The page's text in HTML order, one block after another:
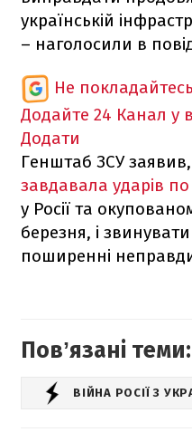
українській
– наголосили в
Не
Додайте 24 Канал у
Додати
Генштаб ЗСУ
завдавала ударів
у Росії та
березня, і
поширенні
Повʼязані теми:
ВІЙНА РОСІЇ З